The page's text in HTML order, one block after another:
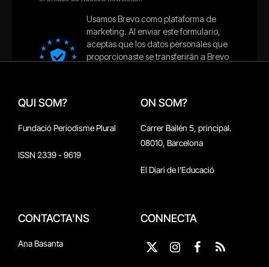
QUI SOM?
Fundació Periodisme Plural
ISSN 2339 - 9619
ON SOM?
Carrer Bailén 5, principal.
08010, Barcelona
El Diari de l'Educació
CONTACTA'NS
Ana Basanta
CONNECTA
X
Instagram
Facebook
RSS